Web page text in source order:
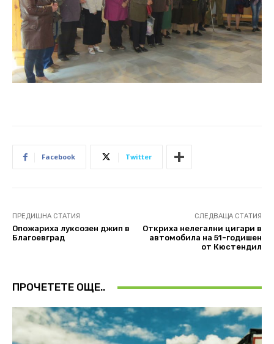
Facebook Twitter
ПРЕДИШНА СТАТИЯ
Опожариха луксозен джип в
Благоевград
СЛЕДВАЩА СТАТИЯ
Откриха нелегални цигари в
автомобила на 51-годишен
от Кюстендил
ПРОЧЕТЕТЕ ОЩЕ..